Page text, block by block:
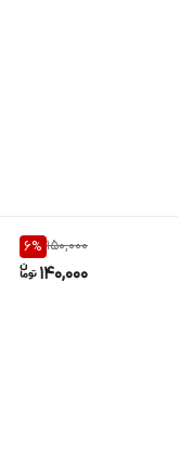
150,000
6%
140,000